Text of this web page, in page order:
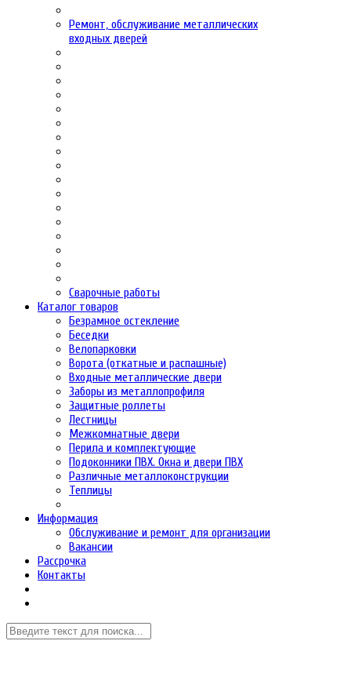
Ремонт, обслуживание металлических
входных дверей
Сварочные работы
Каталог товаров
Безрамное остекление
Беседки
Велопарковки
Ворота (откатные и распашные)
Входные металлические двери
Заборы из металлопрофиля
Защитные роллеты
Лестницы
Межкомнатные двери
Перила и комплектующие
Подоконники ПВХ. Окна и двери ПВХ
Различные металлоконструкции
Теплицы
Информация
Обслуживание и ремонт для организации
Вакансии
Рассрочка
Контакты